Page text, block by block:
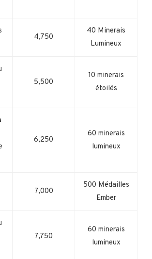
4,750
40 Minerais
Lumineux
5,500
10 minerais
étoilés
6,250
60 minerais
lumineux
7,000
500 Médailles
Ember
7,750
60 minerais
lumineux